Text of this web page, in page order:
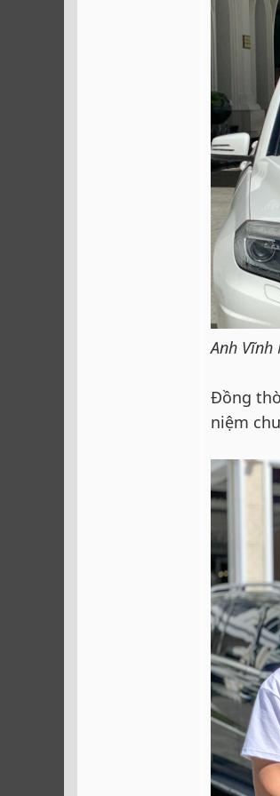
Anh Vĩnh
Đồng
niệm